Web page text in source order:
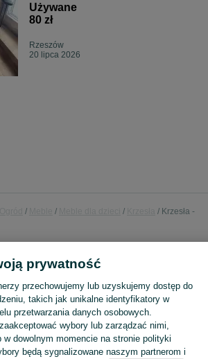
Używane
80 zł
Rzeszów
20 lipca 2026
Krzesła -
Zobacz
prywatność
przechowujemy lub uzyskujemy dostęp do
takich jak unikalne identyfikatory w
przetwarzania danych osobowych.
wybory lub zarządzać nimi,
w dowolnym momencie na stronie polityki
będą sygnalizowane naszym partnerom i